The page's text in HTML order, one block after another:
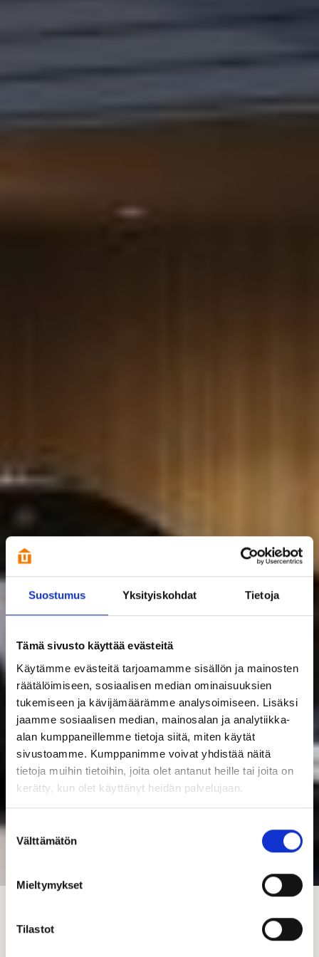
Suostumus Yksityiskohdat Tietoja
Tämä sivusto käyttää evästeitä
Käytämme evästeitä tarjoamamme sisällön ja mainosten
räätälöimiseen, sosiaalisen median ominaisuuksien
tukemiseen ja kävijämäärämme analysoimiseen. Lisäksi
jaamme sosiaalisen median, mainosalan ja analytiikka-
alan kumppaneillemme tietoja siitä, miten käytät
sivustoamme. Kumppanimme voivat yhdistää näitä
tietoja muihin tietoihin, joita olet antanut heille tai joita on
kerätty, kun olet käyttänyt heidän palvelujaan.
Suostumuksen
valinta
Välttämätön
Mieltymykset
Tilastot
Autotkin ansaitsevat oman kodin. Tarjoamme kaikkiin